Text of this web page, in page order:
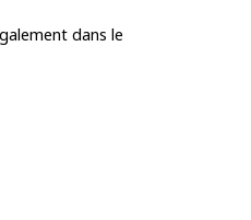
dans le